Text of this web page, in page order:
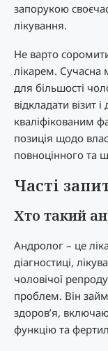
запорукою
лікування.
Не варто
лікарем. Сучасна
для більшості
відкладати візит
кваліфікованим
позиція щодо
повноцінного та
Часті
Хто такий
Андролог – це
діагностиці,
чоловічої
проблем. Він
здоров’я,
функцію та